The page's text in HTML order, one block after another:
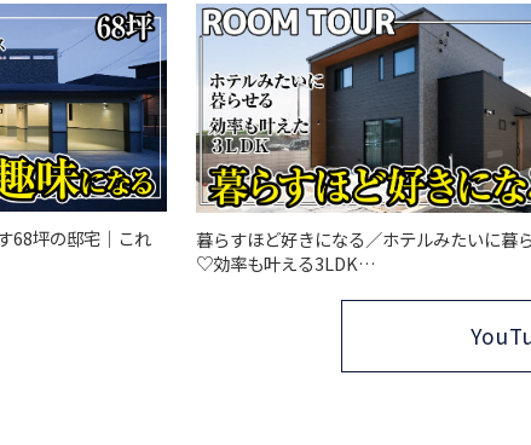
68坪の邸宅｜これ
暮らすほど好きになる／ホテルみたいに暮
♡効率も叶える3LDK…